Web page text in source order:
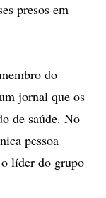
presos em
do
jornal que os
de saúde. No
pessoa
líder do grupo